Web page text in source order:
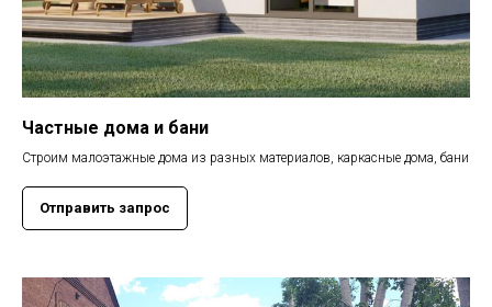
Частные дома и бани
Строим малоэтажные дома из разных материалов, каркасные дома, бани
Отправить запрос